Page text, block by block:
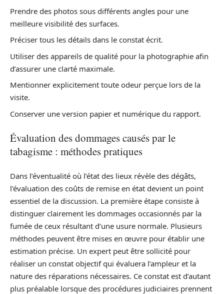
Prendre des photos sous différents angles pour une
meilleure visibilité des surfaces.
Préciser tous les détails dans le constat écrit.
Utiliser des appareils de qualité pour la photographie afin
d’assurer une clarté maximale.
Mentionner explicitement toute odeur perçue lors de la
visite.
Conserver une version papier et numérique du rapport.
Évaluation des dommages causés par le
tabagisme : méthodes pratiques
Dans l’éventualité où l’état des lieux révèle des dégâts,
l’évaluation des coûts de remise en état devient un point
essentiel de la discussion. La première étape consiste à
distinguer clairement les dommages occasionnés par la
fumée de ceux résultant d’une usure normale. Plusieurs
méthodes peuvent être mises en œuvre pour établir une
estimation précise. Un expert peut être sollicité pour
réaliser un constat objectif qui évaluera l’ampleur et la
nature des réparations nécessaires. Ce constat est d’autant
plus préalable lorsque des procédures judiciaires prennent